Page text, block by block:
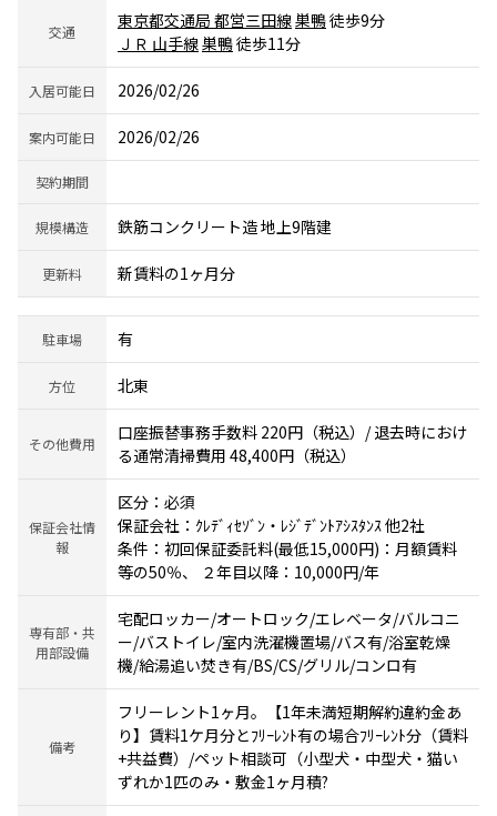
交通
東京都交通局 都営三田線巣鴨徒歩9分
ＪＲ 山手線巣鴨徒歩11分
入居可能日 2026/02/26
案内可能日 2026/02/26
契約期間
規模構造 鉄筋コンクリート造 地上9階建
更新料 新賃料の1ヶ月分
駐車場 有
方位 北東
その他費用
口座振替事務手数料 220円（税込）/ 退去時におけ
る通常清掃費用 48,400円（税込）
保証会社情
報
区分：必須
保証会社：ｸﾚﾃﾞｨｾｿﾞﾝ・ﾚｼﾞﾃﾞﾝﾄｱｼｽﾀﾝｽ 他2社
条件：初回保証委託料(最低15,000円)：月額賃料
等の50％、 ２年目以降：10,000円/年
専有部・共
用部設備
宅配ロッカー/オートロック/エレベータ/バルコニ
ー/バストイレ/室内洗濯機置場/バス有/浴室乾燥
機/給湯追い焚き有/BS/CS/グリル/コンロ有
備考
フリーレント1ヶ月。【1年未満短期解約違約金あ
り】賃料1ケ月分とﾌﾘｰﾚﾝﾄ有の場合ﾌﾘｰﾚﾝﾄ分（賃料
+共益費）/ペット相談可（小型犬・中型犬・猫い
ずれか1匹のみ・敷金1ヶ月積?